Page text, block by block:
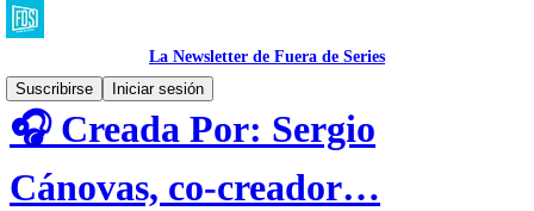
La Newsletter de Fuera de Series
Suscribirse
Iniciar sesión
🎧 Creada Por: Sergio
Cánovas, co-creador…